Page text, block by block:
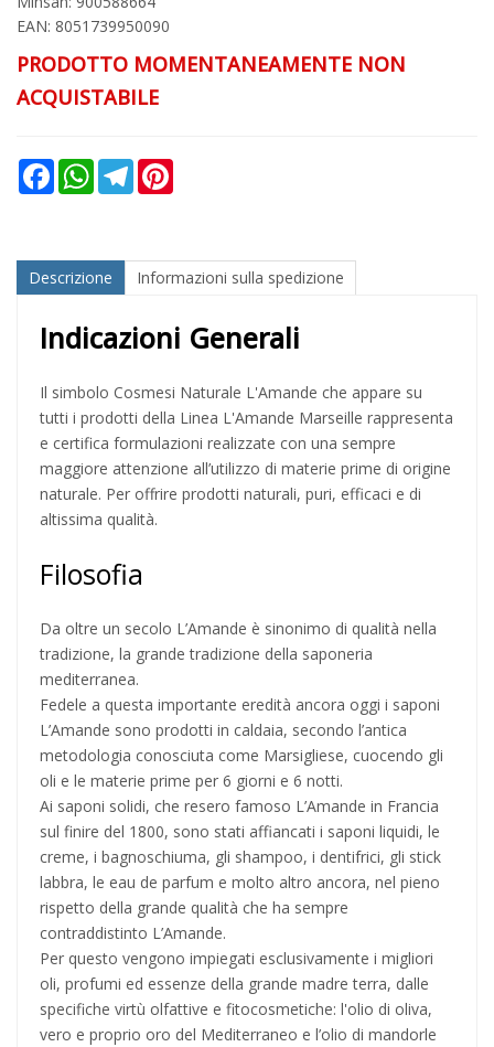
EAN: 8051739950090
PRODOTTO MOMENTANEAMENTE NON
ACQUISTABILE
FacebookWhatsAppTelegram
Descrizione Informazioni sulla spedizione
Indicazioni Generali
Il simbolo Cosmesi Naturale L'Amande che appare su
tutti i prodotti della Linea L'Amande Marseille rappresenta
e certifica formulazioni realizzate con una sempre
maggiore attenzione all’utilizzo di materie prime di origine
naturale. Per offrire prodotti naturali, puri, efficaci e di
altissima qualità.
Filosofia
Da oltre un secolo L’Amande è sinonimo di qualità nella
tradizione, la grande tradizione della saponeria
mediterranea.
Fedele a questa importante eredità ancora oggi i saponi
L’Amande sono prodotti in caldaia, secondo l’antica
metodologia conosciuta come Marsigliese, cuocendo gli
oli e le materie prime per 6 giorni e 6 notti.
Ai saponi solidi, che resero famoso L’Amande in Francia
sul finire del 1800, sono stati affiancati i saponi liquidi, le
creme, i bagnoschiuma, gli shampoo, i dentifrici, gli stick
labbra, le eau de parfum e molto altro ancora, nel pieno
rispetto della grande qualità che ha sempre
contraddistinto L’Amande.
Per questo vengono impiegati esclusivamente i migliori
oli, profumi ed essenze della grande madre terra, dalle
specifiche virtù olfattive e fitocosmetiche: l'olio di oliva,
vero e proprio oro del Mediterraneo e l’olio di mandorle